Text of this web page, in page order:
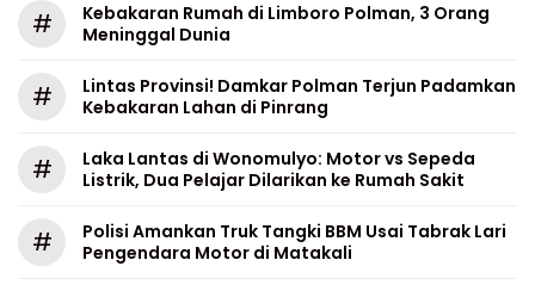
#
Kebakaran Rumah di Limboro Polman, 3 Orang
Meninggal Dunia
#
Lintas Provinsi! Damkar Polman Terjun Padamkan
Kebakaran Lahan di Pinrang
#
Laka Lantas di Wonomulyo: Motor vs Sepeda
Listrik, Dua Pelajar Dilarikan ke Rumah Sakit
#
Polisi Amankan Truk Tangki BBM Usai Tabrak Lari
Pengendara Motor di Matakali